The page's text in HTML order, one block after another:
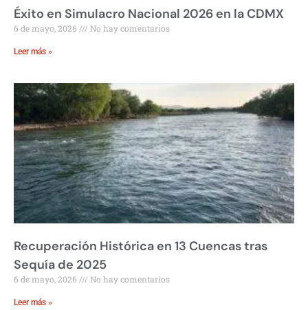
Éxito en Simulacro Nacional 2026 en la CDMX
6 de mayo, 2026 No hay comentarios
Leer más »
Recuperación Histórica en 13 Cuencas tras
Sequía de 2025
6 de mayo, 2026 No hay comentarios
Leer más »